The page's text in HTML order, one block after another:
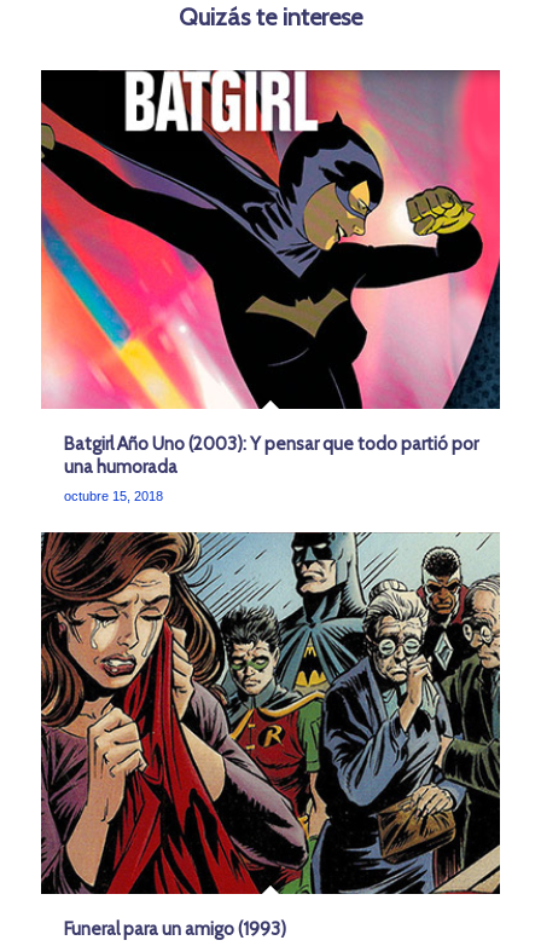
Quizás te interese
Batgirl Año Uno (2003): Y pensar que todo partió por
una humorada
octubre 15, 2018
Funeral para un amigo (1993)